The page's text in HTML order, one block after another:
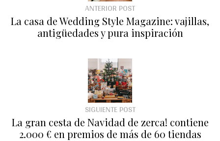
ANTERIOR POST
La casa de Wedding Style Magazine: vajillas,
antigüedades y pura inspiración
SIGUIENTE POST
La gran cesta de Navidad de zerca! contiene
2.000 € en premios de más de 60 tiendas